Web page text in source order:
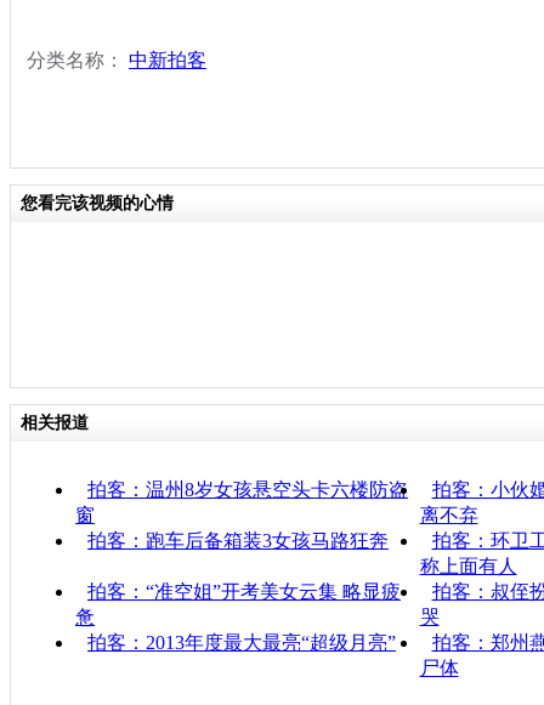
分类名称： 中新拍客
您看完该视频的心情
相关报道
拍客：温州8岁女孩悬空头卡六楼防盗
窗
拍客：小伙
离不弃
拍客：跑车后备箱装3女孩马路狂奔
拍客：环卫
称上面有人
拍客：“准空姐”开考美女云集 略显疲
惫
拍客：叔侄
哭
拍客：2013年度最大最亮“超级月亮”
拍客：郑州
尸体